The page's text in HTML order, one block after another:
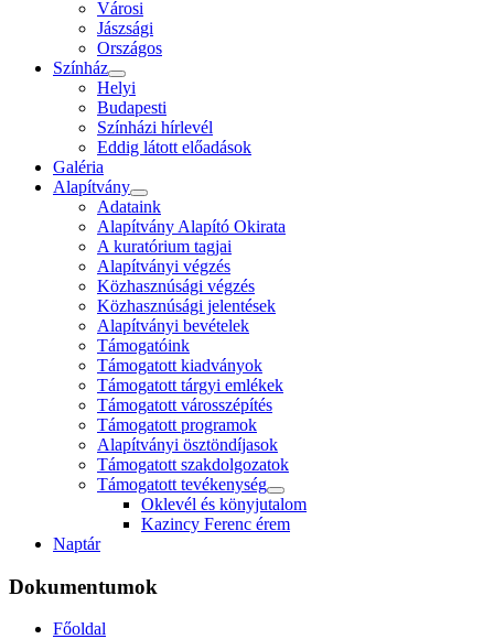
Városi
Jászsági
Országos
Színház
Helyi
Budapesti
Színházi hírlevél
Eddig látott előadások
Galéria
Alapítvány
Adataink
Alapítvány Alapító Okirata
A kuratórium tagjai
Alapítványi végzés
Közhasznúsági végzés
Közhasznúsági jelentések
Alapítványi bevételek
Támogatóink
Támogatott kiadványok
Támogatott tárgyi emlékek
Támogatott városszépítés
Támogatott programok
Alapítványi ösztöndíjasok
Támogatott szakdolgozatok
Támogatott tevékenység
Oklevél és könyjutalom
Kazincy Ferenc érem
Naptár
Dokumentumok
Főoldal